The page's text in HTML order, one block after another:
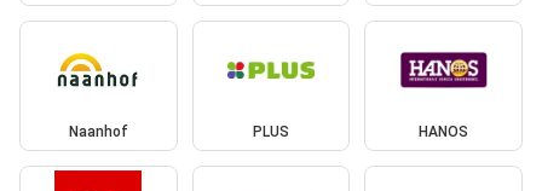
Naanhof PLUS HANOS